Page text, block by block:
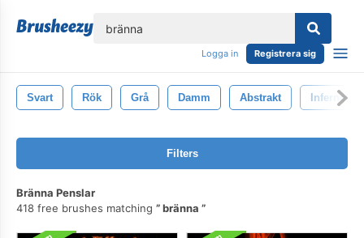
Logga in Registrera sig
Svart Rök Grå Damm Abstrakt Inferno
Filters
Bränna Penslar
418 free brushes matching
bränna